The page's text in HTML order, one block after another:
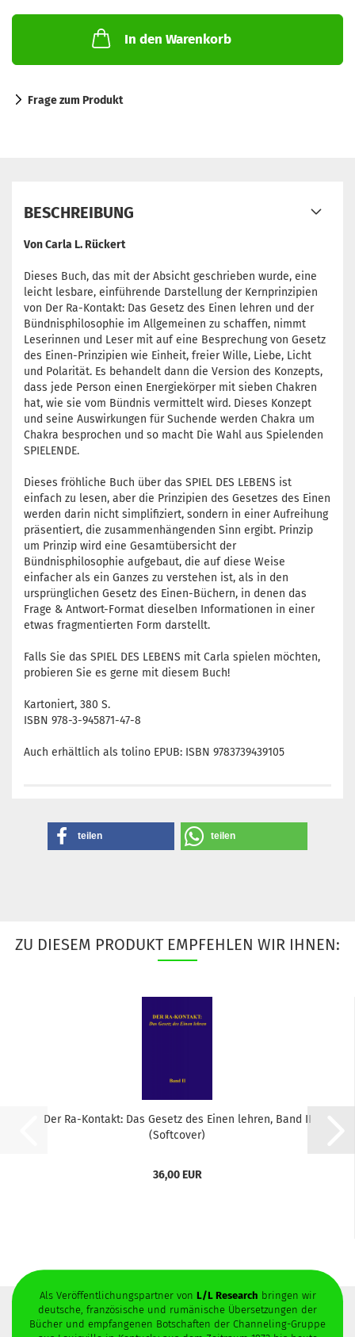
In den Warenkorb
Frage zum Produkt
BESCHREIBUNG
Von Carla L. Rückert
Dieses Buch, das mit der Absicht geschrieben wurde, eine
leicht lesbare, einführende Darstellung der Kernprinzipien
von Der Ra-Kontakt: Das Gesetz des Einen lehren und der
Bündnisphilosophie im Allgemeinen zu schaffen, nimmt
Leserinnen und Leser mit auf eine Besprechung von Gesetz
des Einen-Prinzipien wie Einheit, freier Wille, Liebe, Licht
und Polarität. Es behandelt dann die Version des Konzepts,
dass jede Person einen Energiekörper mit sieben Chakren
hat, wie sie vom Bündnis vermittelt wird. Dieses Konzept
und seine Auswirkungen für Suchende werden Chakra um
Chakra besprochen und so macht Die Wahl aus Spielenden
SPIELENDE.
Dieses fröhliche Buch über das SPIEL DES LEBENS ist
einfach zu lesen, aber die Prinzipien des Gesetzes des Einen
werden darin nicht simplifiziert, sondern in einer Aufreihung
präsentiert, die zusammenhängenden Sinn ergibt. Prinzip
um Prinzip wird eine Gesamtübersicht der
Bündnisphilosophie aufgebaut, die auf diese Weise
einfacher als ein Ganzes zu verstehen ist, als in den
ursprünglichen Gesetz des Einen-Büchern, in denen das
Frage & Antwort-Format dieselben Informationen in einer
etwas fragmentierten Form darstellt.
Falls Sie das SPIEL DES LEBENS mit Carla spielen möchten,
probieren Sie es gerne mit diesem Buch!
Kartoniert, 380 S.
ISBN 978-3-945871-47-8
Auch erhältlich als tolino EPUB: ISBN 9783739439105
teilen teilen
ZU DIESEM PRODUKT EMPFEHLEN WIR IHNEN:
Der Ra-Kontakt: Das Gesetz des Einen lehren, Band II
(Softcover)
36,00 EUR
Als Veröffentlichungspartner von L/L Research bringen wir
deutsche, französische und rumänische Übersetzungen der
Bücher und empfangenen Botschaften der Channeling-Gruppe